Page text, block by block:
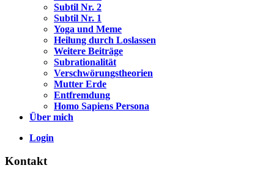
Subtil Nr. 2
Subtil Nr. 1
Yoga und Meme
Heilung durch Loslassen
Weitere Beiträge
Subrationalität
Verschwörungstheorien
Mutter Erde
Entfremdung
Homo Sapiens Persona
Über mich
Login
Kontakt